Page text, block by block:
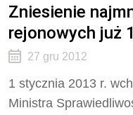
Zniesienie
rejonowych już
27 gru 2012
1 stycznia 2013 r.
Ministra